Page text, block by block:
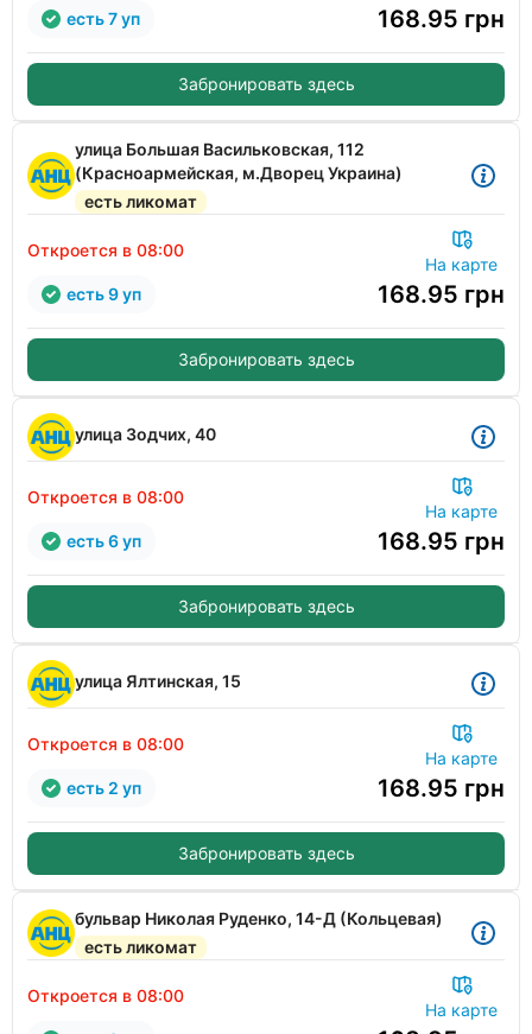
168.95 грн
есть 7 уп
Забронировать здесь
улица Большая Васильковская, 112
(Красноармейская, м.Дворец Украина)
есть ликомат
Откроется в 08:00
На карте
168.95 грн
есть 9 уп
Забронировать здесь
улица Зодчих, 40
Откроется в 08:00
На карте
168.95 грн
есть 6 уп
Забронировать здесь
улица Ялтинская, 15
Откроется в 08:00
На карте
168.95 грн
есть 2 уп
Забронировать здесь
бульвар Николая Руденко, 14-Д (Кольцевая)
есть ликомат
Откроется в 08:00
На карте